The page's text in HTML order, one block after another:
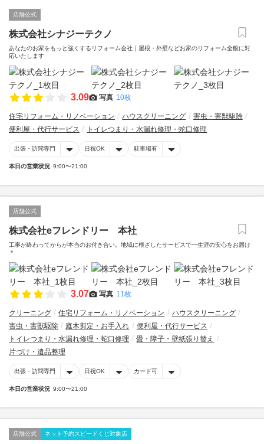
店舗公式
株式会社シナジーテクノ
あなたのお家をもっと強くするリフォーム会社｜屋根・外壁などお家のリフォーム全般に対
応いたします
3.09 写真 10枚
住宅リフォーム・リノベーション ハウスクリーニング
害虫・害獣駆除
便利屋・代行サービス
トイレつまり・水漏れ修理・蛇口修理
出張・訪問専門 日祝OK 駐車場有
本日の営業状況 9:00〜21:00
店舗公式
株式会社eフレンドリー 本社
工事が終わってからが本当のお付き合い。地域に根ざしたサービスで一生涯の安心をお届け
＊
3.07 写真 11枚
クリーニング 住宅リフォーム・リノベーション
ハウスクリーニング
害虫・害獣駆除
庭木剪定・お手入れ
便利屋・代行サービス
トイレつまり・水漏れ修理・蛇口修理
畳・障子・壁紙張り替え
片づけ・遺品整理
出張・訪問専門 日祝OK カード可
本日の営業状況 9:00〜21:00
店舗公式 ネット予約スピードくじ対象店